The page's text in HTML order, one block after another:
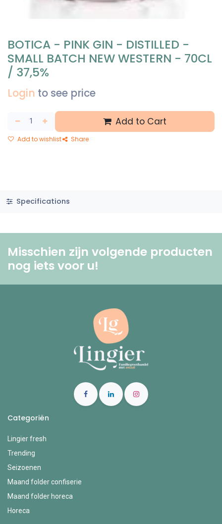
BOTICA - PINK GIN - DISTILLED -
SMALL BATCH NEW WESTERN - 70CL
/ 37,5%
Login to see price
Add to Cart
Add to wishlist Share
Specifications
Misschien zijn volgende producten
nog iets voor u! ​
Categoriën
Lingier fresh
Trending
Seizoenen
Maand folder confiserie
Maand folder horeca
Horeca